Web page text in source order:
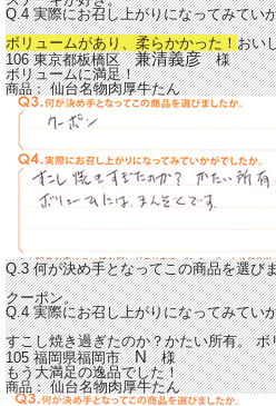
Q.4 実際にお召し上がりになってみてい
ボリュームがあり、柔らかかった！ おい
106 東京都板橋区兼清義彦様
ボリュームに満足！
商品：仙台名物肉厚牛たん
Q.3 何が決め手となってこの商品を選び
クーポン。
Q.4 実際にお召し上がりになってみてい
すこし焼き過ぎたのか？かたい所有。
105 福岡県福岡市N様
もう大満足の逸品でした！
商品：仙台名物肉厚牛たん